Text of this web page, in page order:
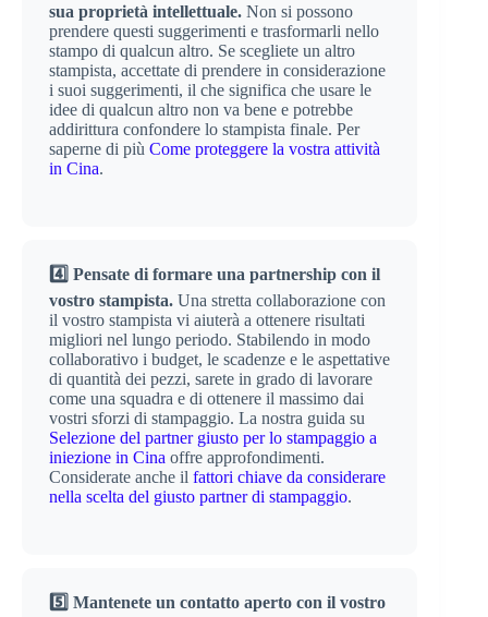
sua proprietà intellettuale. Non si possono
prendere questi suggerimenti e trasformarli nello
stampo di qualcun altro. Se scegliete un altro
stampista, accettate di prendere in considerazione
i suoi suggerimenti, il che significa che usare le
idee di qualcun altro non va bene e potrebbe
addirittura confondere lo stampista finale. Per
saperne di più Come proteggere la vostra attività
in Cina.
4️⃣ Pensate di formare una partnership con il
vostro stampista. Una stretta collaborazione con
il vostro stampista vi aiuterà a ottenere risultati
migliori nel lungo periodo. Stabilendo in modo
collaborativo i budget, le scadenze e le aspettative
di quantità dei pezzi, sarete in grado di lavorare
come una squadra e di ottenere il massimo dai
vostri sforzi di stampaggio. La nostra guida su
Selezione del partner giusto per lo stampaggio a
iniezione in Cina offre approfondimenti.
Considerate anche il fattori chiave da considerare
nella scelta del giusto partner di stampaggio.
5️⃣ Mantenete un contatto aperto con il vostro